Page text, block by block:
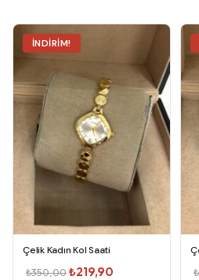
İNDIRIM!
Çelik Kadın Kol Saati
₺350,00Orijinal
₺219,90
₺